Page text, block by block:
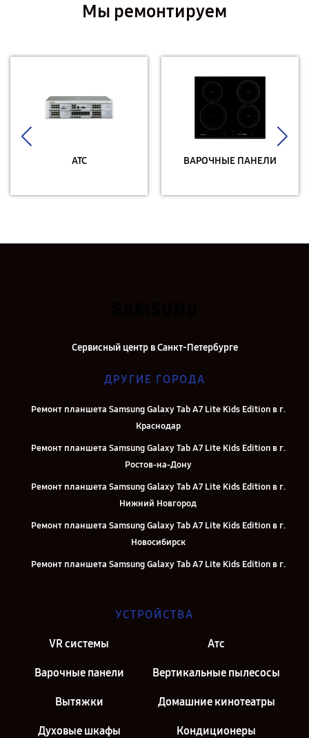
Мы ремонтируем
АТС ВАРОЧНЫЕ ПАНЕЛИ
Сервисный центр в Санкт-Петербурге
ДРУГИЕ ГОРОДА
Ремонт планшета Samsung Galaxy Tab A7 Lite Kids Edition в г.
Краснодар
Ремонт планшета Samsung Galaxy Tab A7 Lite Kids Edition в г.
Ростов-на-Дону
Ремонт планшета Samsung Galaxy Tab A7 Lite Kids Edition в г.
Нижний Новгород
Ремонт планшета Samsung Galaxy Tab A7 Lite Kids Edition в г.
Новосибирск
Ремонт планшета Samsung Galaxy Tab A7 Lite Kids Edition в г.
Екатеринбург
Ремонт планшета Samsung Galaxy Tab A7 Lite Kids Edition в г.
Ремонт планшета Samsung Galaxy Tab A7 Lite Kids Edition в г.
Москва
УСТРОЙСТВА
VR системы Атс
Варочные панели Вертикальные пылесосы
Вытяжки Домашние кинотеатры
Духовые шкафы Кондиционеры